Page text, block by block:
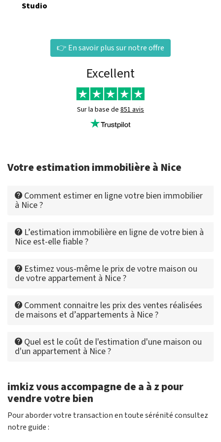
Studio
👉 En savoir plus sur notre offre
Excellent
Sur la base de 851 avis
Votre estimation immobilière à Nice
Comment estimer en ligne votre bien immobilier
à Nice ?
L’estimation immobilière en ligne de votre bien à
Nice est-elle fiable ?
Estimez vous-même le prix de votre maison ou
de votre appartement à Nice ?
Comment connaitre les prix des ventes réalisées
de maisons et d’appartements à Nice ?
Quel est le coût de l'estimation d'une maison ou
d'un appartement à Nice ?
imkiz vous accompagne de a à z pour
vendre votre bien
Pour aborder votre transaction en toute sérénité consultez
notre guide :